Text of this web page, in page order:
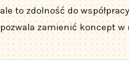
ale to zdolność do
pozwala zamienić koncept w